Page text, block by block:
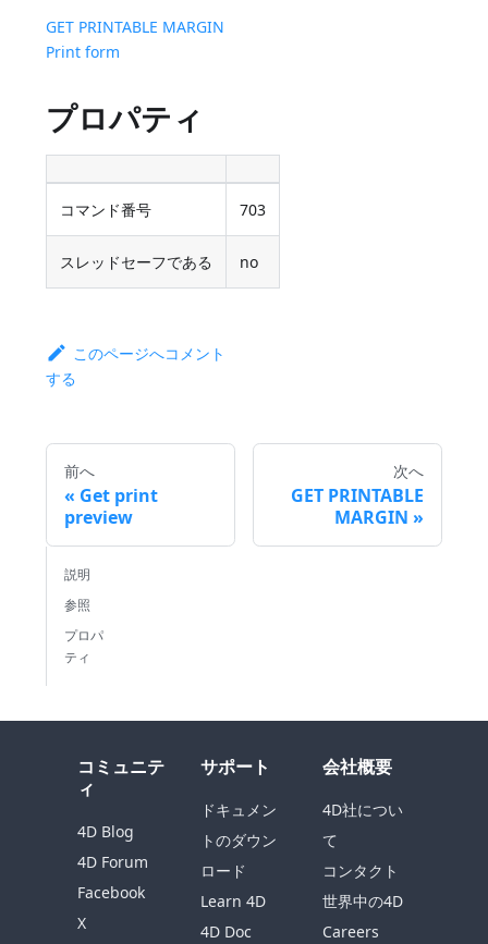
GET PRINTABLE MARGIN
Print form
プロパティ
コマンド番号 703
スレッドセーフである no
このページへコメント
する
前へ
Get print
preview
次へ
GET PRINTABLE
MARGIN
説明
参照
プロパ
ティ
コミュニテ
ィ
4D Blog
4D Forum
Facebook
X
サポート
ドキュメン
トのダウン
ロード
Learn 4D
4D Doc
会社概要
4D社につい
て
コンタクト
世界中の4D
Careers